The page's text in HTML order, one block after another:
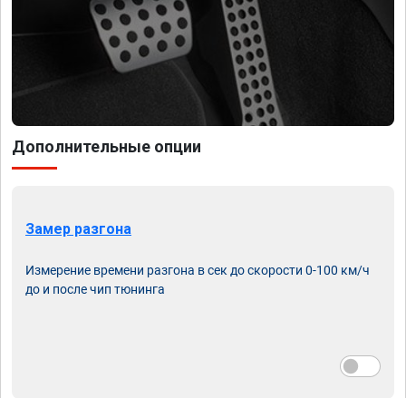
Дополнительные опции
Замер разгона
Измерение времени разгона в сек до скорости 0-100 км/ч
до и после чип тюнинга